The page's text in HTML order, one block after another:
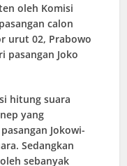
oleh Komisi
calon
urut 02, Prabowo
pasangan Joko
hitung suara
yang
Jokowi-
Sedangkan
sebanyak